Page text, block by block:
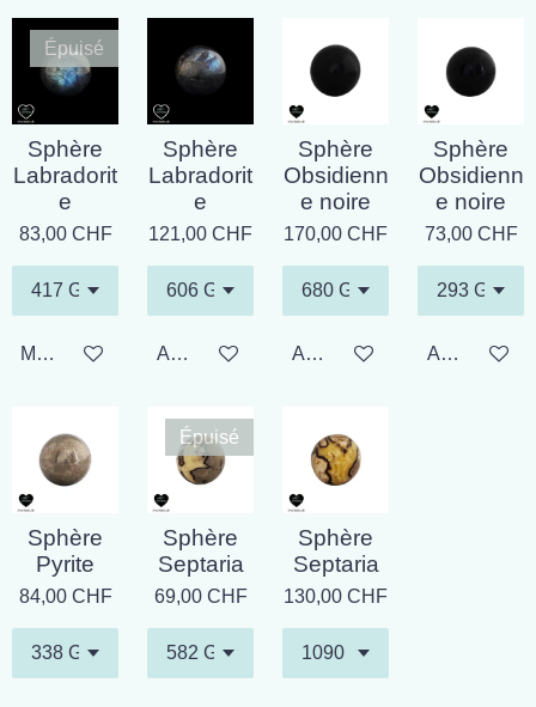
Épuisé
Sphère
Labradorit
e
83,00 CHF
M'avertir si disponible
Sphère
Labradorit
e
121,00 CHF
Ajouter au panier
Sphère
Obsidienn
e noire
170,00 CHF
Ajouter au panier
Sphère
Obsidienn
e noire
73,00 CHF
Ajouter au
Sphère
Pyrite
84,00 CHF
Épuisé
Sphère
Septaria
69,00 CHF
Sphère
Septaria
130,00 CHF